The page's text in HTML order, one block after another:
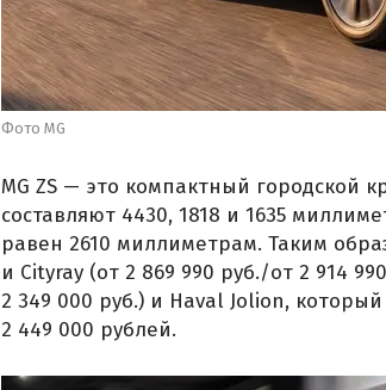
Фото MG
MG ZS — это компактный городской
составляют 4430, 1818 и 1635
равен 2610 миллиметрам. Таким
и Cityray (от 2 869 990 руб./от 2 914
2 349 000 руб.) и Haval Jolion,
2 449 000 рублей.